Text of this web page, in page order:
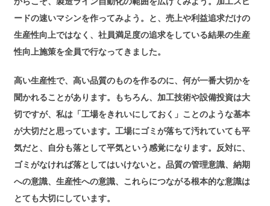
ードの速いマシンを作ってみよう。と、売上や利益追求だけの
生産性向上ではなく、社員満足度の追求をしている結果の生産
性向上施策を全員で行なってきました。
高い生産性で、高い品質のものを作るのに、何が一番大切かを
聞かれることがあります。もちろん、加工技術や設備投資は大
切ですが、私は「工場をきれいにしておく」ことのような基本
が大切だと思っています。工場にゴミが落ちて汚れていても平
気だと、自分も落として平気という感覚になります。反対に、
ゴミがなければ落としてはいけないと。品質の管理意識、納期
への意識、生産性への意識、これらにつながる根本的な意識は
とても大切にしています。